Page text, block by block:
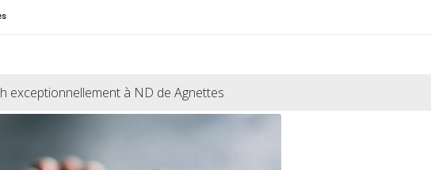
exceptionnellement à ND de Agnettes